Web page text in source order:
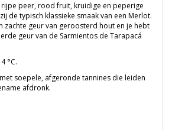
rijpe peer, rood fruit, kruidige en peperige
de typisch klassieke smaak van een Merlot.
zachte geur van geroosterd hout en je hebt
geur van de Sarmientos de Tarapacá
°C.
soepele, afgeronde tannines die leiden
afdronk.